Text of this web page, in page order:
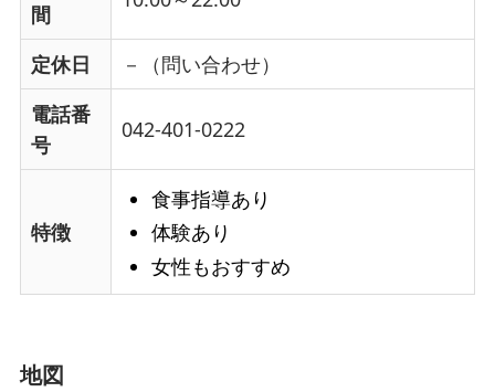
間
定休日
－（問い合わせ）
電話番
号
042-401-0222
特徴
食事指導あり
体験あり
女性もおすすめ
地図